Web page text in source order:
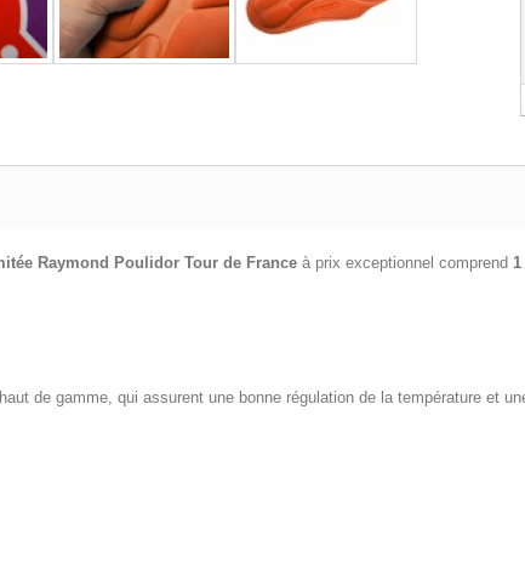
Raymond Poulidor Tour de France à prix exceptionnel comprend
de gamme, qui assurent une bonne régulation de la température et